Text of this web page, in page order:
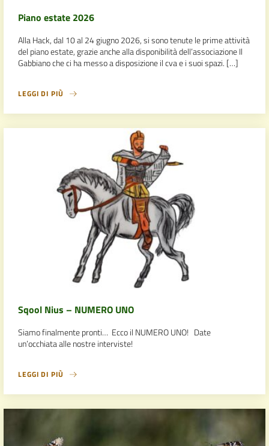
Piano estate 2026
Alla Hack, dal 10 al 24 giugno 2026, si sono tenute le prime attività
del piano estate, grazie anche alla disponibilità dell’associazione Il
Gabbiano che ci ha messo a disposizione il cva e i suoi spazi. […]
LEGGI DI PIÙ
Sqool Nius – NUMERO UNO
Siamo finalmente pronti… Ecco il NUMERO UNO! Date
un’occhiata alle nostre interviste!
LEGGI DI PIÙ